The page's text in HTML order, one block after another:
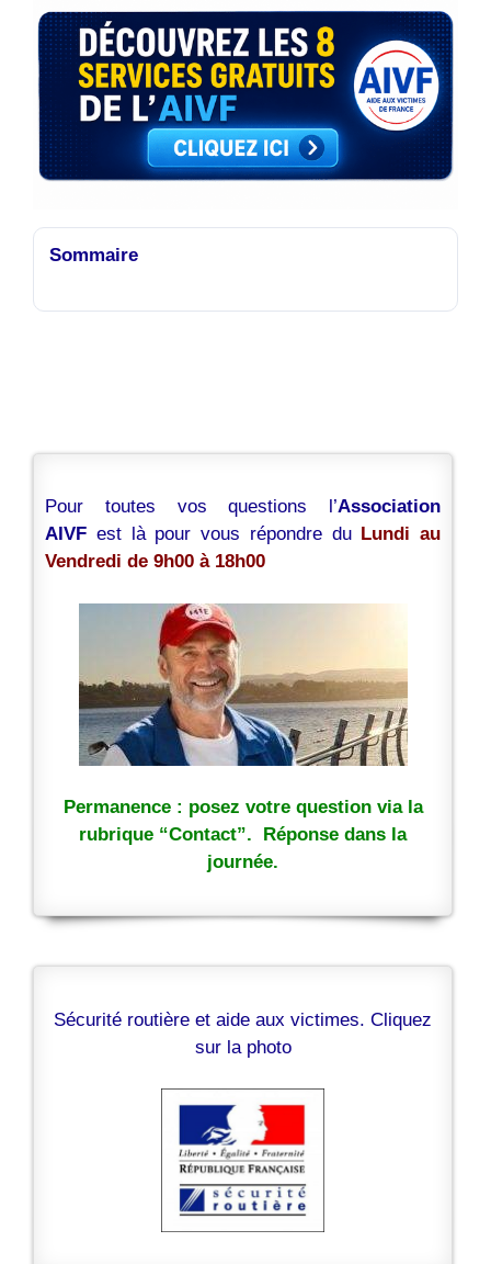
Sommaire
Pour toutes vos questions l’Association
AIVF est là pour vous répondre du Lundi au
Vendredi de 9h00 à 18h00
Permanence : posez votre question via la
rubrique “Contact”. Réponse dans la
journée.
Sécurité routière et aide aux victimes. Cliquez
sur la photo